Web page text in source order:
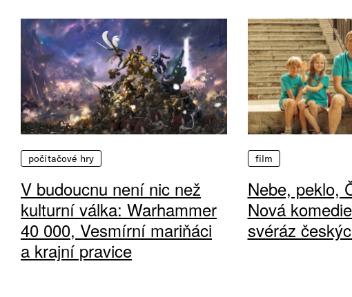
počítačové hry
V budoucnu není nic než
kulturní válka: Warhammer
40 000, Vesmírní mariňáci
a krajní pravice
film
Nebe, peklo,
Nová
svéráz